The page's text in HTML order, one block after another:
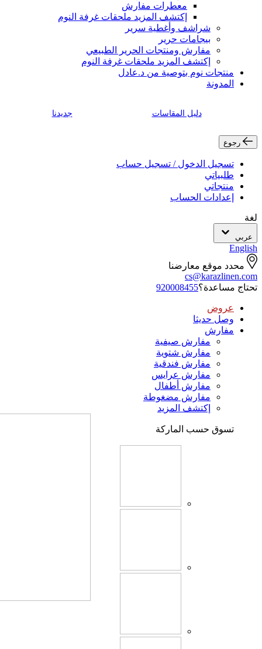
معطرات مفارش
إكتشف المزيد ملحقات غرفة النوم
شراشف وأغطية سرير
بيجامات حرير
مفارش ومنتجات الحرير الطبيعي
إكتشف المزيد ملحقات غرفة النوم
منتجات نوم بتوصية من د.عادل
المدونة
دليل المقاسات جديدنا
رجوع
تسجيل الدخول / تسجيل حساب
طلبياتي
منتجاتي
إعدادات الحساب
لغة
عربي
English
محدد موقع معارضنا
cs@karazlinen.com
تحتاج مساعدة؟920008455
عروض
وصل حديثا
مفارش
مفارش صيفية
مفارش شتوية
مفارش فندقية
مفارش عرايس
مفارش أطفال
مفارش مضغوطة
إكتشف المزيد
تسوق حسب الماركة